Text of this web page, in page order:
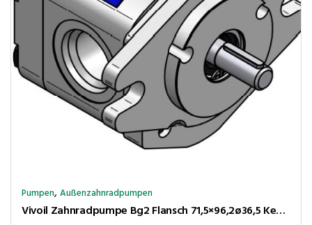
Pumpen,Außenzahnradpumpen
Vivoil Zahnradpumpe Bg2 Flansch 71,5×96,2ø36,5 Kegel 1:8 6,0cm³/U 250bar rechtsl. Anschlüsse LK30-LK30